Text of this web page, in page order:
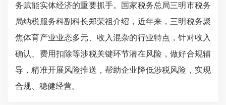
务赋能实体经济的重要抓手。国家税务总局三明市税务
局纳税服务科副科长郑荣祖介绍，近年来，三明税务聚
焦体育产业业态多元、收入混杂的行业特点，针对收入
确认、费用扣除等涉税关键环节潜在风险，做好合规辅
导，精准开展风险推送，帮助企业降低涉税风险，实现
合规、稳健经营。